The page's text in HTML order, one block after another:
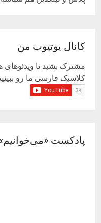
کانال یوتیوب من
مشترک بشید تا ویدئوهای
کلاسیک فارسی ما رو
پادکست «می‌خوانیم»